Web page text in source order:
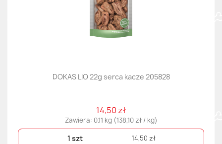
DOKAS LIO 22g serca kacze 205828
14,50 zł
Zawiera: 0.11 kg (138,10 zł / kg)
1 szt 14,50 zł